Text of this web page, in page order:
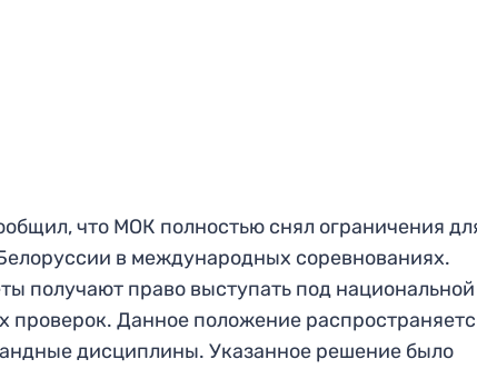
что МОК полностью снял ограничения
в международных соревнованиях.
получают право выступать под национальной
проверок. Данное положение
дисциплины. Указанное решение было